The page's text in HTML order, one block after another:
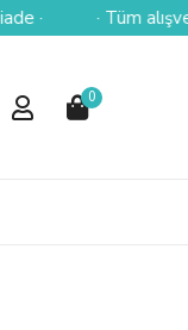
· Tüm
0